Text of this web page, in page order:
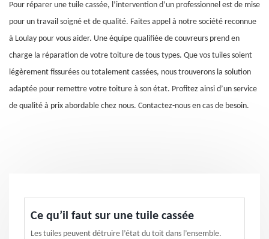
Pour réparer une tuile cassée, l’intervention d’un professionnel est de mise
pour un travail soigné et de qualité. Faites appel à notre société reconnue
à Loulay pour vous aider. Une équipe qualifiée de couvreurs prend en
charge la réparation de votre toiture de tous types. Que vos tuiles soient
légèrement fissurées ou totalement cassées, nous trouverons la solution
adaptée pour remettre votre toiture à son état. Profitez ainsi d’un service
de qualité à prix abordable chez nous. Contactez-nous en cas de besoin.
Ce qu’il faut sur une tuile cassée
Les tuiles peuvent détruire l’état du toit dans l’ensemble.